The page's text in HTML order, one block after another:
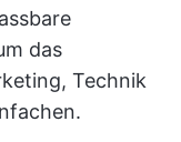
das
Technik